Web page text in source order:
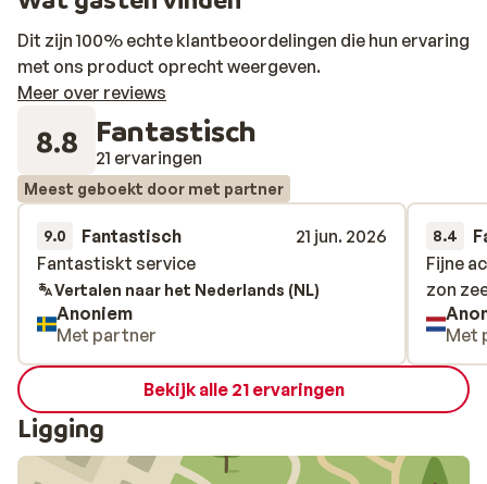
Dit zijn 100% echte klantbeoordelingen die hun ervaring
met ons product oprecht weergeven.
Meer over reviews
8.8 Fantastisch
21 ervaringen
Meest geboekt door met partner
9.0 Fantastisch
21 jun. 2026
Fantastiskt service
Fantastiskt service
Vertalen naar het Nederlands (NL)
Anoniem
Met partner
8.4
Fijne
zon
Fijne
zon
Met
Bekijk alle 21 ervaringen
Ligging